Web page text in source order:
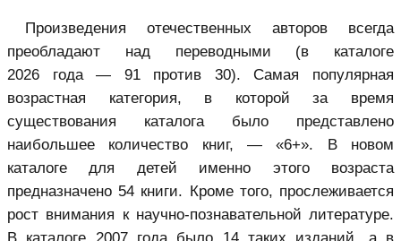
Произведения отечественных авторов всегда
преобладают над переводными (в каталоге
2026 года — 91 против 30). Самая популярная
возрастная категория, в которой за время
существования каталога было представлено
наибольшее количество книг, — «6+». В новом
каталоге для детей именно этого возраста
предназначено 54 книги. Кроме того, прослеживается
рост внимания к научно-познавательной литературе.
В каталоге 2007 года было 14 таких изданий, а в